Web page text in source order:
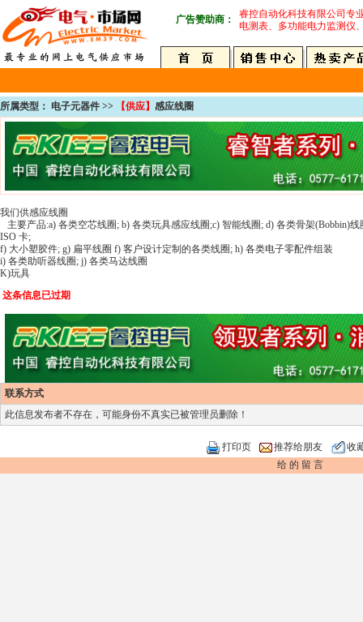
广告赞助商：
睿控自动化科技有限公司专
电测表、多功能电力监测仪
所属类型： 电子元器件 >> 【供应】 感应线圈
我们供感应线圈
主要产品:a) 各类空芯线圈; b) 各类玩具感应线圈;c) 智能线圈; d) 各类骨架(Bobbin)
ISO 卡;
f) 大小塑胶件; g) 扁平线圈 f) 客户设计定制的各类线圈; h) 各类电子零配件组装
i) 各类助听器线圈; j) 各类马达线圈
K)玩具
这条信息已过期
联系方式
此信息发布者不存在，可能身份不真实已被管理员删除！
打印页 推荐给朋友
收
给 的 留 言